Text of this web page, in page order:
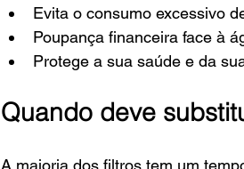
Evita o consumo excessivo
Poupança financeira face à
Protege a sua saúde e da
Quando deve
A maioria dos filtros tem um